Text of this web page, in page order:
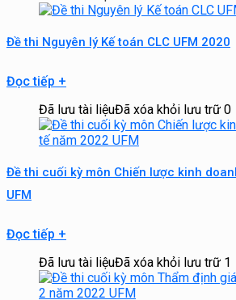
Đề thi Nguyên lý Kế toán CLC UFM 2020
Đọc tiếp +
Đã lưu tài liệuĐã xóa khỏi lưu trữ 0
Đề thi cuối kỳ môn Chiến lược kinh
UFM
Đọc tiếp +
Đã lưu tài liệuĐã xóa khỏi lưu trữ 1